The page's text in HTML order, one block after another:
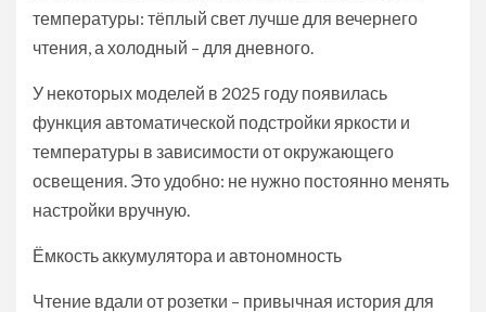
температуры: тёплый свет лучше для вечернего
чтения, а холодный – для дневного.
У некоторых моделей в 2025 году появилась
функция автоматической подстройки яркости и
температуры в зависимости от окружающего
освещения. Это удобно: не нужно постоянно менять
настройки вручную.
Ёмкость аккумулятора и автономность
Чтение вдали от розетки – привычная история для